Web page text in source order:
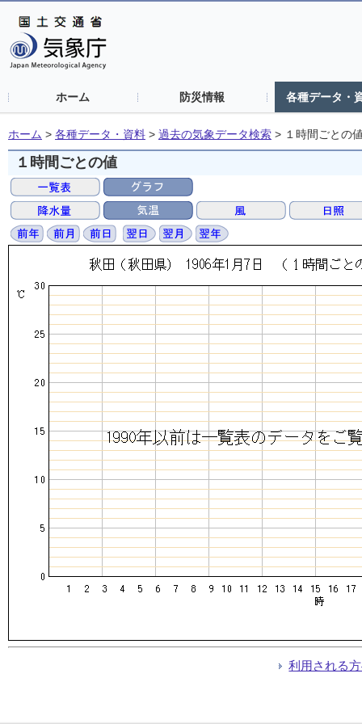
ホーム 防災情報 各種データ・
ホーム > 各種データ・資料 > 過去の気象データ検索 > １時間ごとの
１時間ごとの値
利用される